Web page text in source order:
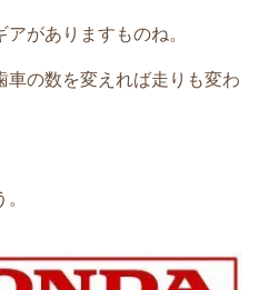
がありますものね。
車の数を変えれば走りも変わ